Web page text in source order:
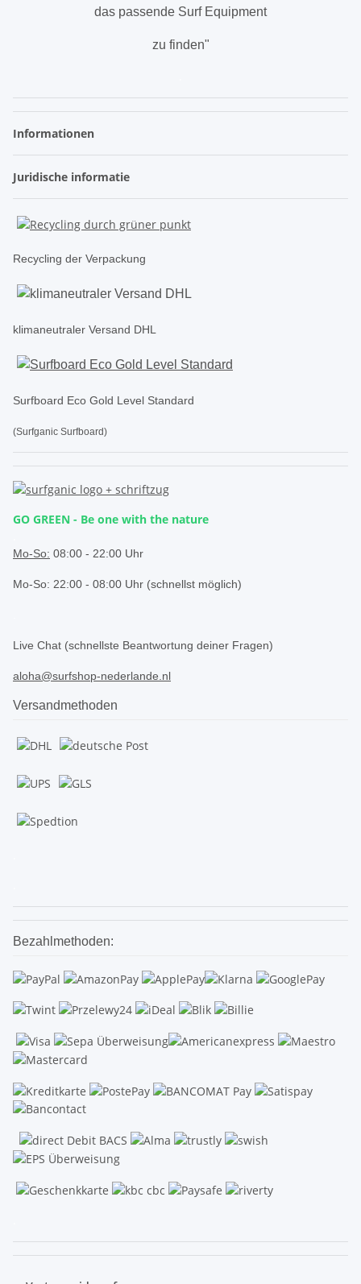
das passende Surf Equipment
zu finden"
Informationen
Juridische informatie
Recycling der Verpackung
klimaneutraler Versand DHL
Surfboard Eco Gold Level Standard
(Surfganic Surfboard)
GO GREEN - Be one with the nature
Mo-So: 08:00 - 22:00 Uhr
Mo-So: 22:00 - 08:00 Uhr (schnellst möglich)
Live Chat (schnellste Beantwortung deiner Fragen)
aloha@surfshop-nederlande.nl
Versandmethoden
Bezahlmethoden: